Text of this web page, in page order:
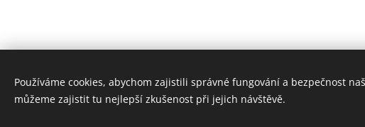
© 2025 Zámek Niměřice All Rights
Používáme cookies, abychom zajistili správné fungování a bezpečnost
můžeme zajistit tu nejlepší zkušenost při jejich návštěvě.